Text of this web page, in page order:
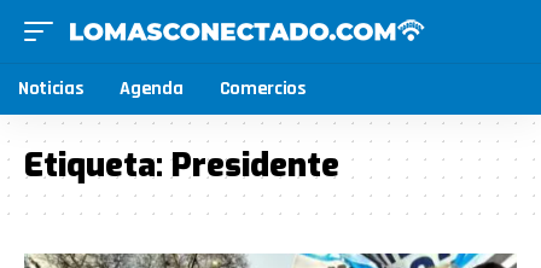
Noticias Agenda Comercios
Etiqueta:Presidente